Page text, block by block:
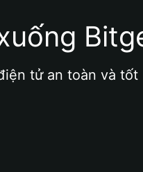
tử an toàn và